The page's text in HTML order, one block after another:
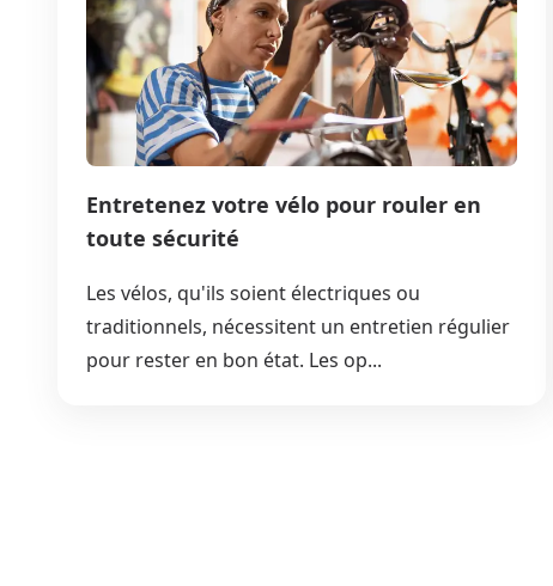
Entretenez votre vélo pour rouler en
toute sécurité
Les vélos, qu'ils soient électriques ou
traditionnels, nécessitent un entretien régulier
pour rester en bon état. Les op...